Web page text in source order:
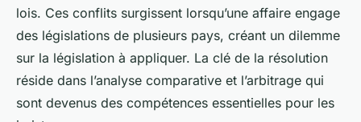
lois. Ces conflits surgissent lorsqu’une affaire engage
des législations de plusieurs pays, créant un dilemme
sur la législation à appliquer. La clé de la résolution
réside dans l’analyse comparative et l’arbitrage qui
sont devenus des compétences essentielles pour les